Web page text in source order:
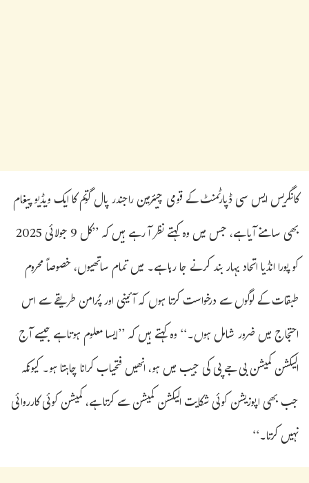
کانگریس ایس سی ڈپارٹمنٹ کے قومی چیئرمین راجندر پال گوتم کا ایک ویڈیو پیغام
بھی سامنے آیا ہے، جس میں وہ کہتے نظر آ رہے ہیں کہ ’’کل 9 جولائی 2025
کو پورا انڈیا اتحاد بہار بند کرنے جا رہا ہے۔ میں تمام ساتھیوں، خصوصاً محروم
طبقات کے لوگوں سے درخواست کرتا ہوں کہ آئینی اور پُرامن طریقے سے اس
احتجاج میں ضرور شامل ہوں۔‘‘ وہ کہتے ہیں کہ ’’ایسا معلوم ہوتا ہے جیسے آج
الیکشن کمیشن بی جے پی کی جیب میں ہو، انھیں فتحیاب کرانا چاہتا ہو۔ کیونکہ
جب بھی اپوزیشن کوئی شکایت الیکشن کمیشن سے کرتا ہے، کمیشن کوئی کارروائی
نہیں کرتا۔‘‘